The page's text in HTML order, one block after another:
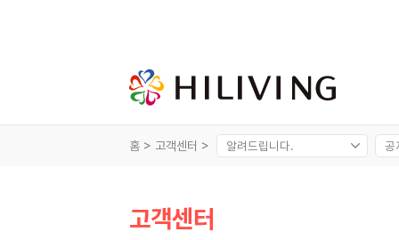
홈 > 고객센터 >
고객센터